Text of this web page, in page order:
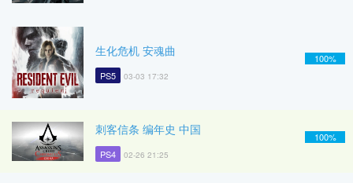
生化危机 安魂曲
PS5 03-03 17:32
100%
刺客信条 编年史 中国
PS4 02-26 21:25
100%